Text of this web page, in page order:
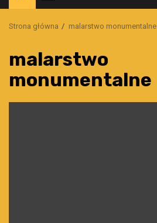
główne
Strona główna malarstwo monumentalne
malarstwo
monumentalne